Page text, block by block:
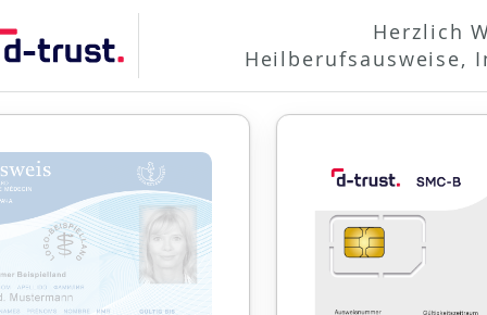
Herzlich
Heilberufsausweise,